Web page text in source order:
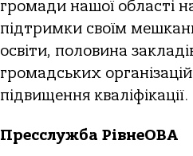
громади нашої області
підтримки своїм
освіти, половина
громадських
підвищення кваліфікації.
Пресслужба РівнеОВА